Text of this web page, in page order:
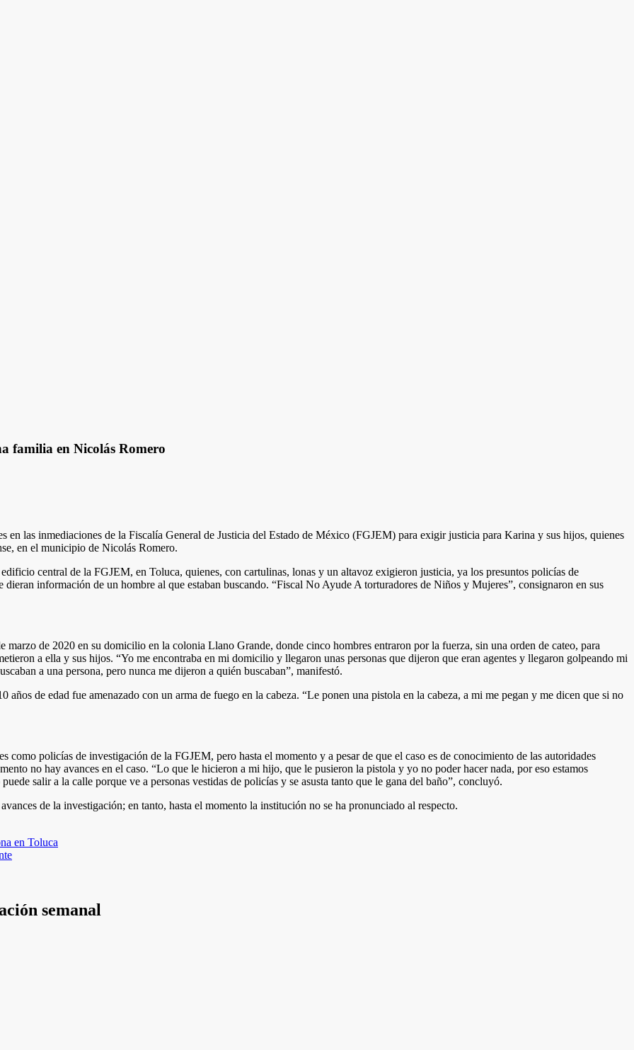
familia en Nicolás Romero
en las inmediaciones de la Fiscalía General de Justicia del Estado de México (FGJEM) para exigir justicia para Karina y sus hijos, quienes
en el municipio de Nicolás Romero.
central de la FGJEM, en Toluca, quienes, con cartulinas, lonas y un altavoz exigieron justicia, ya los presuntos policías de
información de un hombre al que estaban buscando. “Fiscal No Ayude A torturadores de Niños y Mujeres”, consignaron en sus
de 2020 en su domicilio en la colonia Llano Grande, donde cinco hombres entraron por la fuerza, sin una orden de cateo, para
a ella y sus hijos. “Yo me encontraba en mi domicilio y llegaron unas personas que dijeron que eran agentes y llegaron golpeando mi
a una persona, pero nunca me dijeron a quién buscaban”, manifestó.
años de edad fue amenazado con un arma de fuego en la cabeza. “Le ponen una pistola en la cabeza, a mi me pegan y me dicen que si no
policías de investigación de la FGJEM, pero hasta el momento y a pesar de que el caso es de conocimiento de las autoridades
no hay avances en el caso. “Lo que le hicieron a mi hijo, que le pusieron la pistola y yo no poder hacer nada, por eso estamos
salir a la calle porque ve a personas vestidas de policías y se asusta tanto que le gana del baño”, concluyó.
de la investigación; en tanto, hasta el momento la institución no se ha pronunciado al respecto.
en Toluca
semanal